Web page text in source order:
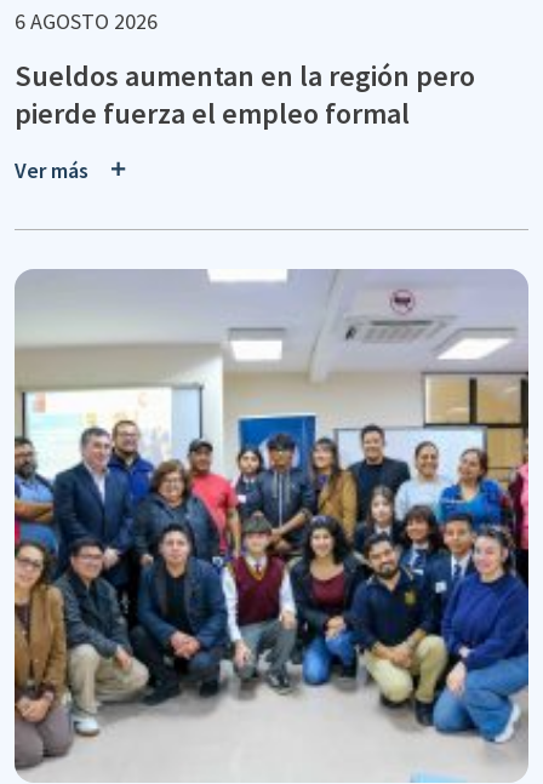
6 AGOSTO 2026
Sueldos aumentan en la región pero
pierde fuerza el empleo formal
Ver más